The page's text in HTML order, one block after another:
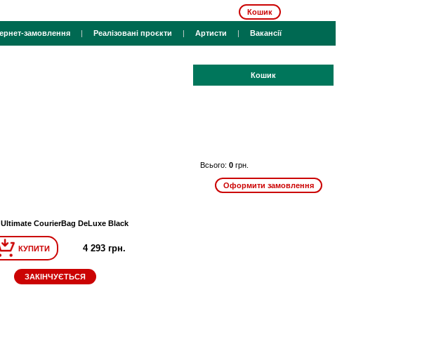
Кошик
замовлення | Реалізовані проєкти | Артисти | Вакансії
Кошик
Всього: 0 грн.
Ultimate CourierBag DeLuxe Black
КУПИТИ 4 293 грн.
ЗАКІНЧУЄТЬСЯ